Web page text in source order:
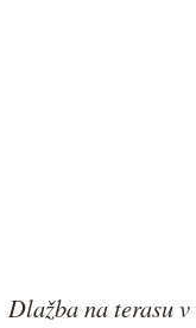
Dlažba na terasu